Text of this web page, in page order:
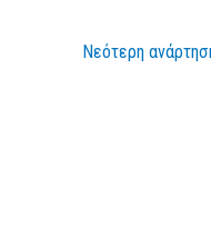
Νεότερη